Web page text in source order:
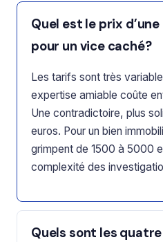
Quel est le prix
pour un vice caché?
Les tarifs sont très
expertise amiable coûte
Une contradictoire, plus
euros. Pour un bien
grimpent de 1500 à 5000
complexité des
Quels sont les